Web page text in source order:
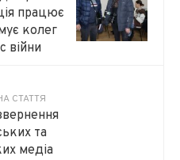
працює
колег
війни
СТАТТЯ
та
медіа